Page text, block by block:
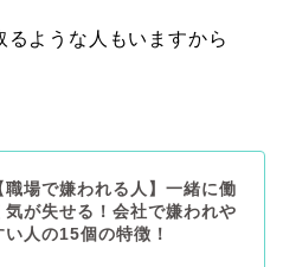
るような人もいますから
職場で嫌われる人】一緒に働
気が失せる！会社で嫌われや
い人の15個の特徴！